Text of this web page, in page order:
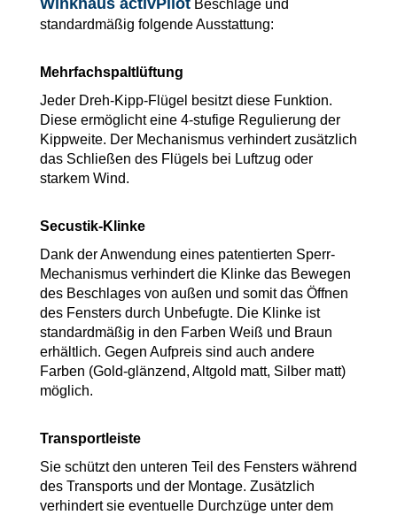
Winkhaus activPilot Beschläge und
standardmäßig folgende Ausstattung:
Mehrfachspaltlüftung
Jeder Dreh-Kipp-Flügel besitzt diese Funktion.
Diese ermöglicht eine 4-stufige Regulierung der
Kippweite. Der Mechanismus verhindert zusätzlich
das Schließen des Flügels bei Luftzug oder
starkem Wind.
Secustik-Klinke
Dank der Anwendung eines patentierten Sperr-
Mechanismus verhindert die Klinke das Bewegen
des Beschlages von außen und somit das Öffnen
des Fensters durch Unbefugte. Die Klinke ist
standardmäßig in den Farben Weiß und Braun
erhältlich. Gegen Aufpreis sind auch andere
Farben (Gold-glänzend, Altgold matt, Silber matt)
möglich.
Transportleiste
Sie schützt den unteren Teil des Fensters während
des Transports und der Montage. Zusätzlich
verhindert sie eventuelle Durchzüge unter dem